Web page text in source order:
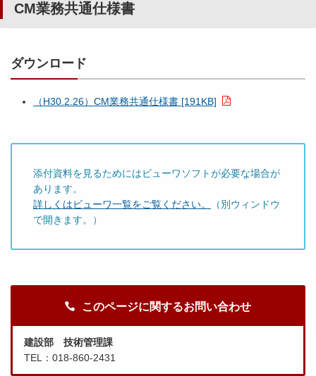
CM業務共通仕様書
ダウンロード
（H30.2.26）CM業務共通仕様書 [191KB]
添付資料を見るためにはビューワソフトが必要な場合が
あります。
詳しくはビューワ一覧をご覧ください。
（別ウィンドウ
で開きます。）
このページに関するお問い合わせ
建設部 技術管理課
TEL：018-860-2431